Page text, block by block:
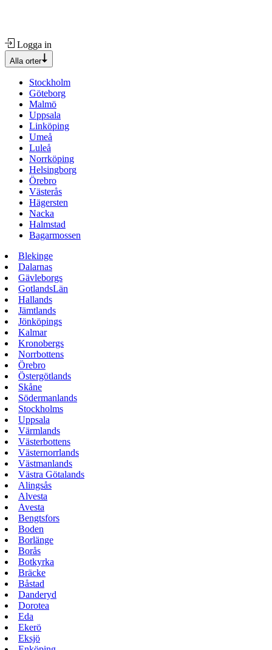
Logga in
Alla orter
Stockholm
Göteborg
Malmö
Uppsala
Linköping
Umeå
Luleå
Norrköping
Helsingborg
Örebro
Västerås
Hägersten
Nacka
Halmstad
Bagarmossen
Blekinge
Dalarnas
Gävleborgs
GotlandsLän
Hallands
Jämtlands
Jönköpings
Kalmar
Kronobergs
Norrbottens
Örebro
Östergötlands
Skåne
Södermanlands
Stockholms
Uppsala
Värmlands
Västerbottens
Västernorrlands
Västmanlands
Västra Götalands
Alingsås
Alvesta
Avesta
Bengtsfors
Boden
Borlänge
Borås
Botkyrka
Bräcke
Båstad
Danderyd
Dorotea
Eda
Ekerö
Eksjö